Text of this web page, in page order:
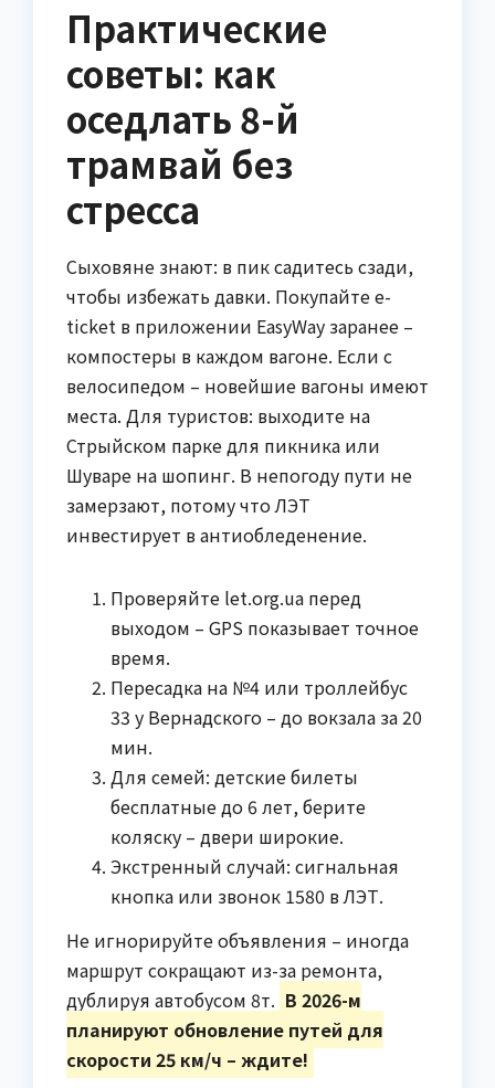
Практические
советы: как
оседлать 8-й
трамвай без
стресса
Сыховяне знают: в пик садитесь сзади,
чтобы избежать давки. Покупайте e-
ticket в приложении EasyWay заранее –
компостеры в каждом вагоне. Если с
велосипедом – новейшие вагоны имеют
места. Для туристов: выходите на
Стрыйском парке для пикника или
Шуваре на шопинг. В непогоду пути не
замерзают, потому что ЛЭТ
инвестирует в антиобледенение.
Проверяйте let.org.ua перед
выходом – GPS показывает точное
время.
Пересадка на №4 или троллейбус
33 у Вернадского – до вокзала за 20
мин.
Для семей: детские билеты
бесплатные до 6 лет, берите
коляску – двери широкие.
Экстренный случай: сигнальная
кнопка или звонок 1580 в ЛЭТ.
Не игнорируйте объявления – иногда
маршрут сокращают из-за ремонта,
дублируя автобусом 8т. В 2026-м
планируют обновление путей для
скорости 25 км/ч – ждите!